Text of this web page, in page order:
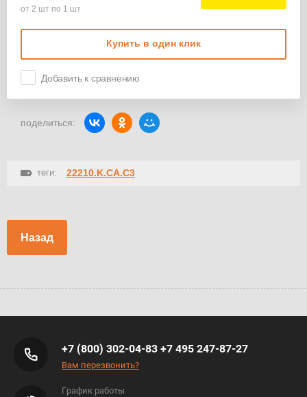
от 2 шт по 1 шт
Купить в один клик
Добавить к сравнению
поделиться:
теги: 22210.K.CA.C3
Назад
+7 (800) 302-04-83 +7 495 247-87-27
Вам перезвонить?
График работы